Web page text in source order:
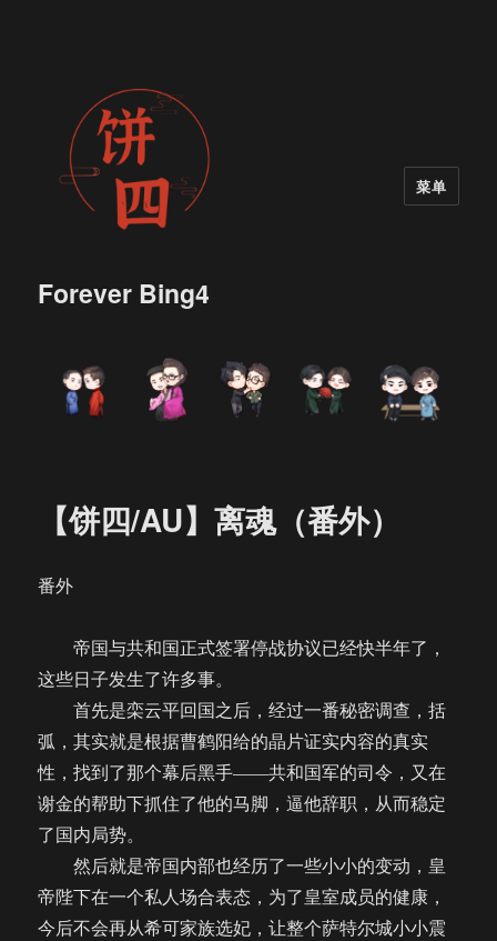
Forever Bing4
菜单
【饼四/AU】离魂（番外）
番外
帝国与共和国正式签署停战协议已经快半年了，
这些日子发生了许多事。
首先是栾云平回国之后，经过一番秘密调查，括
弧，其实就是根据曹鹤阳给的晶片证实内容的真实
性，找到了那个幕后黑手——共和国军的司令，又在
谢金的帮助下抓住了他的马脚，逼他辞职，从而稳定
了国内局势。
然后就是帝国内部也经历了一些小小的变动，皇
帝陛下在一个私人场合表态，为了皇室成员的健康，
今后不会再从希可家族选妃，让整个萨特尔城小小震